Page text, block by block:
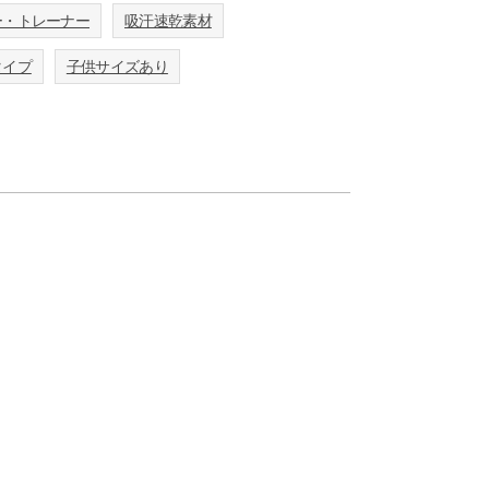
トレーナー 吸汗速乾素材
プ 子供サイズあり